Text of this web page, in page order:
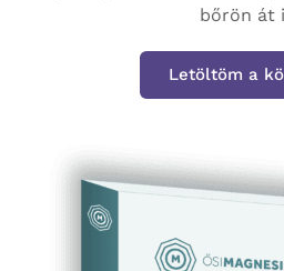
bőrön át
Letöltöm a